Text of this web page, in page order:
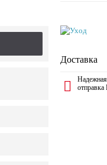
Доставка
отправка